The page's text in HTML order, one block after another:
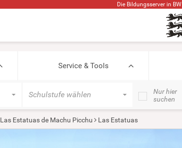
Die Bildungsserver in BW
Service & Tools
Schulstufe wählen
Nur hier
suchen
Las Estatuas de Machu Picchu Las Estatuas